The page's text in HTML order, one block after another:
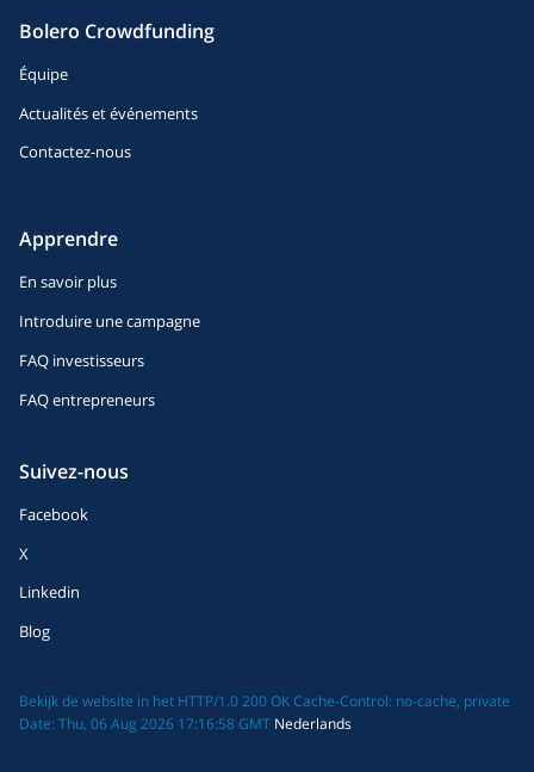
Bolero Crowdfunding
Équipe
Actualités et événements
Contactez-nous
Apprendre
En savoir plus
Introduire une campagne
FAQ investisseurs
FAQ entrepreneurs
Suivez-nous
Facebook
X
Linkedin
Blog
Bekijk de website in het HTTP/1.0 200 OK Cache-Control: no-cache, private
Date: Thu, 06 Aug 2026 17:16:58 GMT Nederlands